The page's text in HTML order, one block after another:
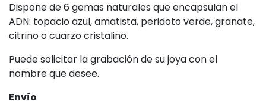
Dispone de 6 gemas naturales que encapsulan el
ADN: topacio azul, amatista, peridoto verde, granate,
citrino o cuarzo cristalino.
Puede solicitar la grabación de su joya con el
nombre que desee.
Envío